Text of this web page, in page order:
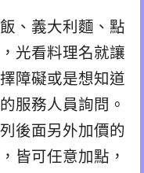
、義大利麵、點
光看料理名就讓
障礙或是想知道
服務人員詢問。
後面另外加價的
皆可任意加點，